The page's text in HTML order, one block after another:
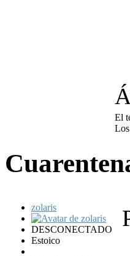
El
zolaris
DESCONECTADO
Estoico